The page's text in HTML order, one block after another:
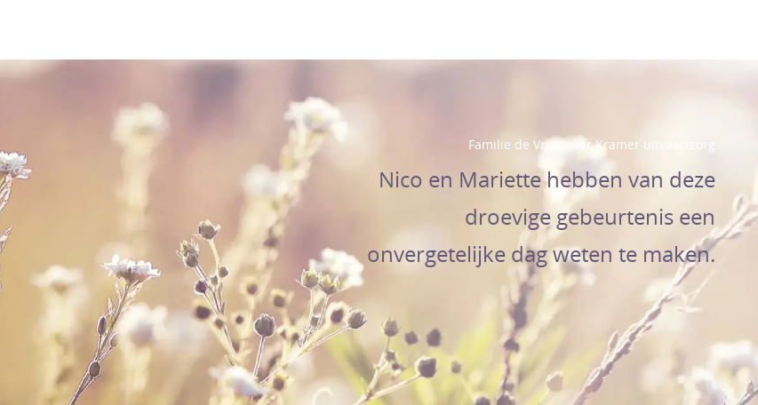
Familie de Vries over Kramer uitvaartzorg
Nico en Mariette hebben van deze
droevige gebeurtenis een
onvergetelijke dag weten te maken.